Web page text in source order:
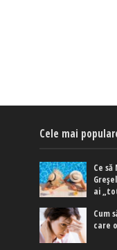
Cele mai
Ce
ai
Cum
care